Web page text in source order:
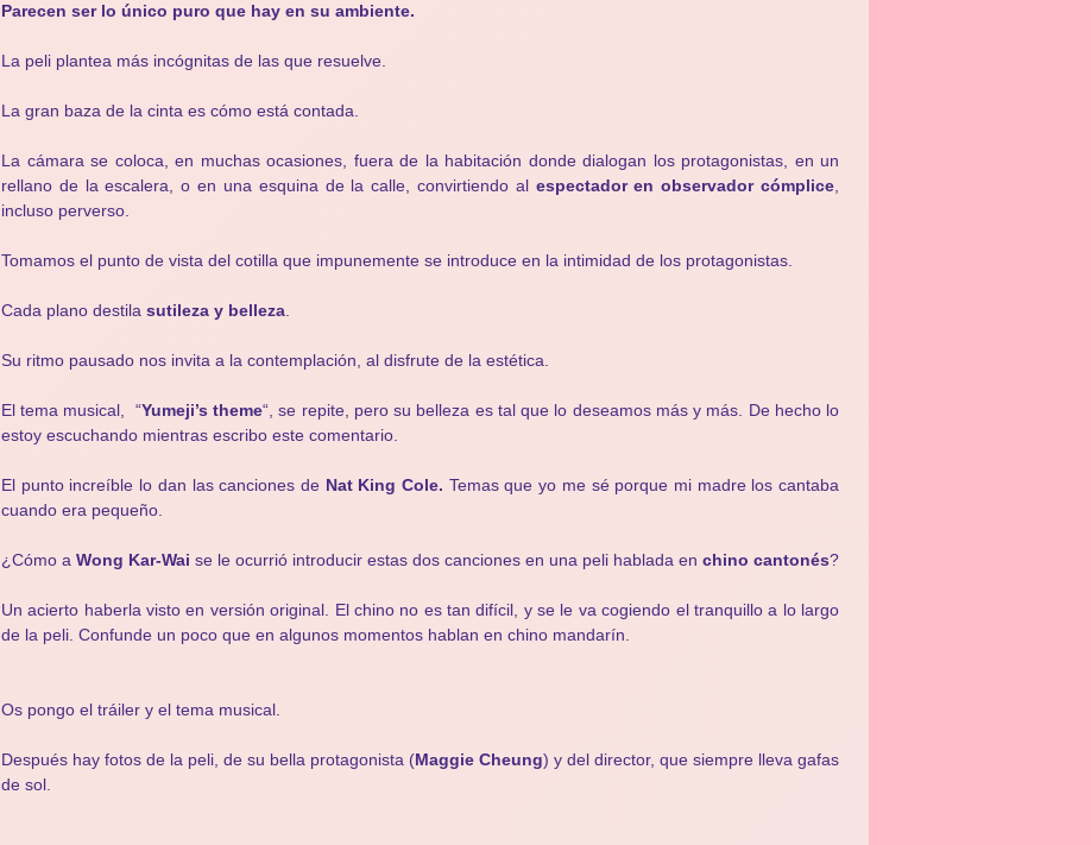
Parecen ser lo único puro que hay en su ambiente.
La peli plantea más incógnitas de las que resuelve.
La gran baza de la cinta es cómo está contada.
La cámara se coloca, en muchas ocasiones, fuera de la habitación donde dialogan los protagonistas, en un
rellano de la escalera, o en una esquina de la calle, convirtiendo al espectador en observador cómplice
incluso perverso.
Tomamos el punto de vista del cotilla que impunemente se introduce en la intimidad de los protagonistas.
Cada plano destila sutileza y belleza
Su ritmo pausado nos invita a la contemplación, al disfrute de la estética.
El tema musical, “Yumeji’s theme“, se repite, pero su belleza es tal que lo deseamos más y más. De hecho lo
estoy escuchando mientras escribo este comentario.
El punto increíble lo dan las canciones de Nat King Cole. Temas que yo me sé porque mi madre los cantaba
cuando era pequeño.
¿Cómo a Wong Kar-Wai se le ocurrió introducir estas dos canciones en una peli hablada en chino cantonés?
Un acierto haberla visto en versión original. El chino no es tan difícil, y se le va cogiendo el tranquillo a lo largo
de la peli. Confunde un poco que en algunos momentos hablan en chino mandarín.
Os pongo el tráiler y el tema musical.
Después hay fotos de la peli, de su bella protagonista (Maggie Cheung) y del director, que siempre lleva gafas
de sol.